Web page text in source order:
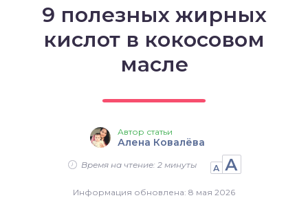
9 полезных жирных
кислот в кокосовом
масле
Автор статьи
Алена Ковалёва
Время на чтение: 2 минуты А А
Информация обновлена: 8 мая 2026
выпечка